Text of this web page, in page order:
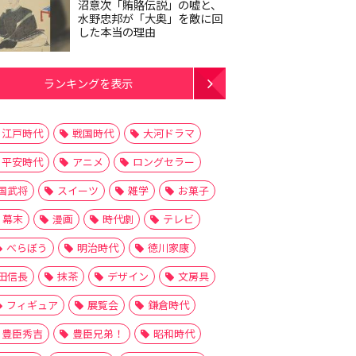
沼意次「賄賂伝説」の嘘と、
水野忠邦が「大奥」を敵に回
した本当の理由
ランキングを表示
江戸時代 戦国時代
大河ドラマ
平安時代
アニメ
ロングセラー
武将
スイーツ 雑学
お菓子
幕末
漫画 時代劇
テレビ
べらぼう
明治時代
徳川家康
信長
抹茶 デザイン
文房具
フィギュア
展覧会
鎌倉時代
豊臣秀吉
豊臣兄弟！
昭和時代